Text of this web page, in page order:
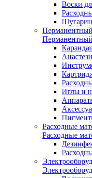
Воски
Иглы и
Расходные
Расходные